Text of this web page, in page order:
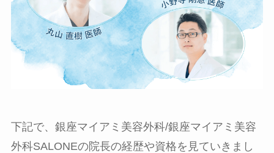
下記で、銀座マイアミ美容外科/銀座マイアミ美容
外科SALONEの院長の経歴や資格を見ていきまし